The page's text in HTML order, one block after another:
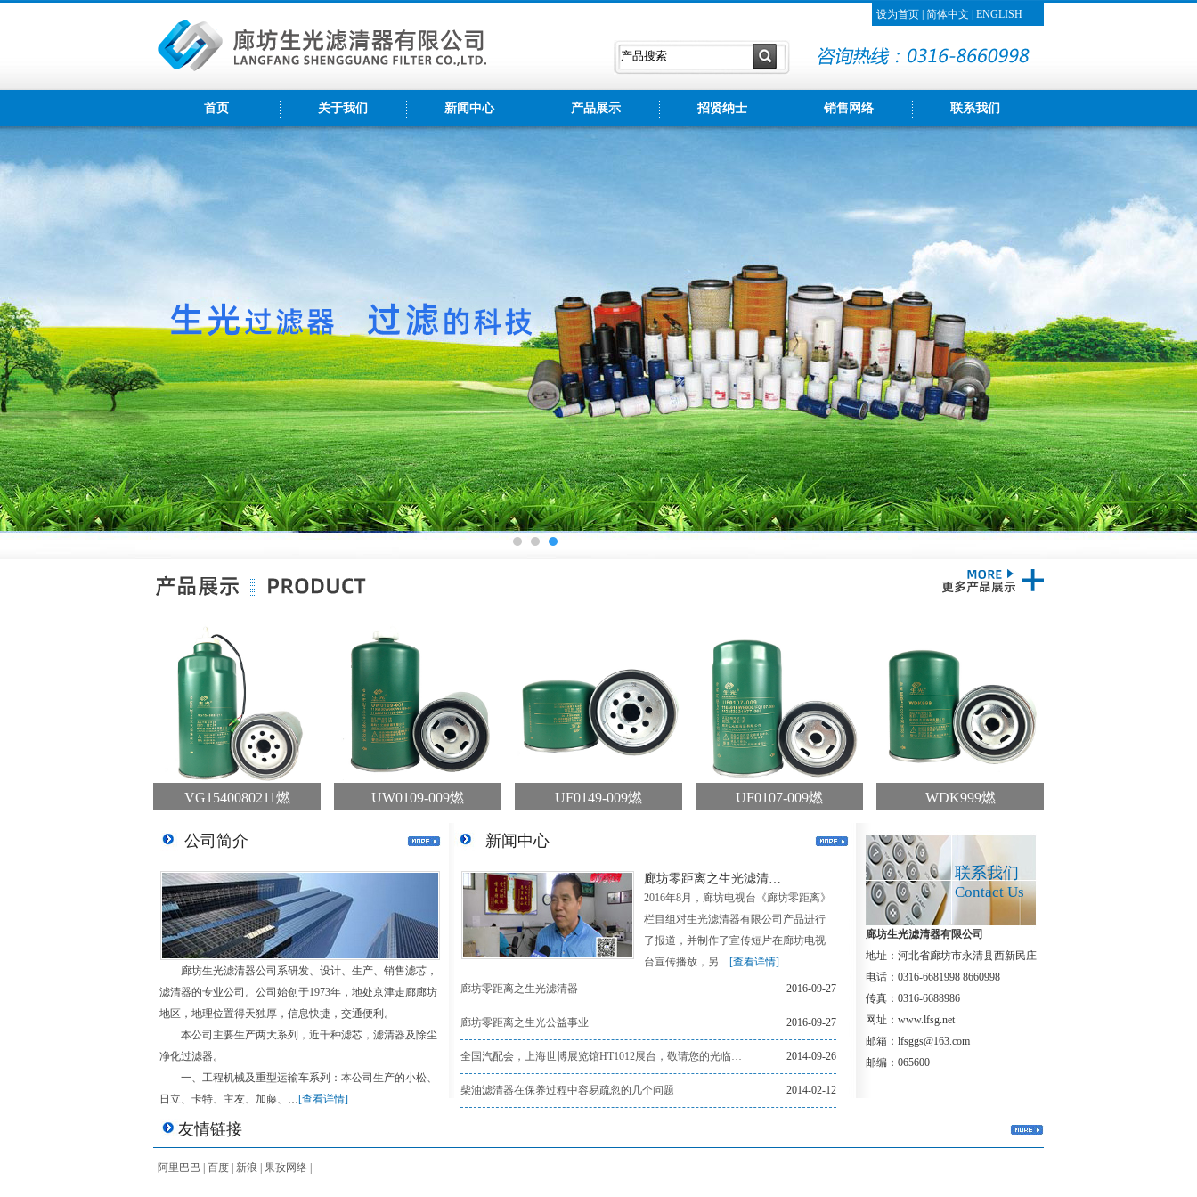
设为首页 简体中文 ENGLISH
首页 关于我们 新闻中心 产品展示 招贤纳士 销售网络 联系我们
VG1540080211燃 UW0109-009燃 UF0149-009燃 UF0107-009燃 WDK999燃
公司简介
廊坊生光滤清器公司系研发、设计、生产、销售滤芯，
滤清器的专业公司。公司始创于1973年，地处京津走廊廊坊
地区，地理位置得天独厚，信息快捷，交通便利。
本公司主要生产两大系列，近千种滤芯，滤清器及除尘
净化过滤器。
一、工程机械及重型运输车系列：本公司生产的小松、
日立、卡特、主友、加藤、…[查看详情]
新闻中心
廊坊零距离之生光滤清…
2016年8月，廊坊电视台《廊坊零距离》
栏目组对生光滤清器有限公司产品进行
了报道，并制作了宣传短片在廊坊电视
台宣传播放，另…[查看详情]
2016-09-27
廊坊零距离之生光滤清器
2016-09-27
廊坊零距离之生光公益事业
2014-09-26
全国汽配会，上海世博展览馆HT1012展台，敬请您的光临…
2014-02-12
柴油滤清器在保养过程中容易疏忽的几个问题
联系我们
Contact Us
廊坊生光滤清器有限公司
地址：河北省廊坊市永清县西新民庄
电话：0316-6681998 8660998
传真：0316-6688986
网址：www.lfsg.net
邮箱：lfsggs@163.com
邮编：065600
友情链接
阿里巴巴 百度 新浪 果孜网络